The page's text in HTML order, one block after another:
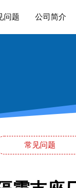
问题 公司简介
常见问题